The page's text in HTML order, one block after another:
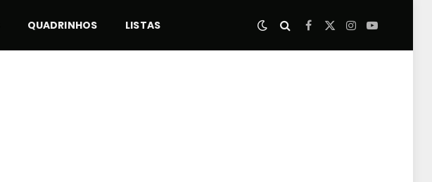
QUADRINHOS LISTAS Facebook
X
Instagram
YouTube